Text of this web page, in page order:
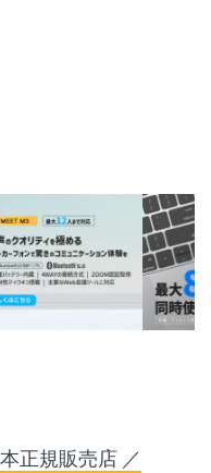
正規販売店 ／